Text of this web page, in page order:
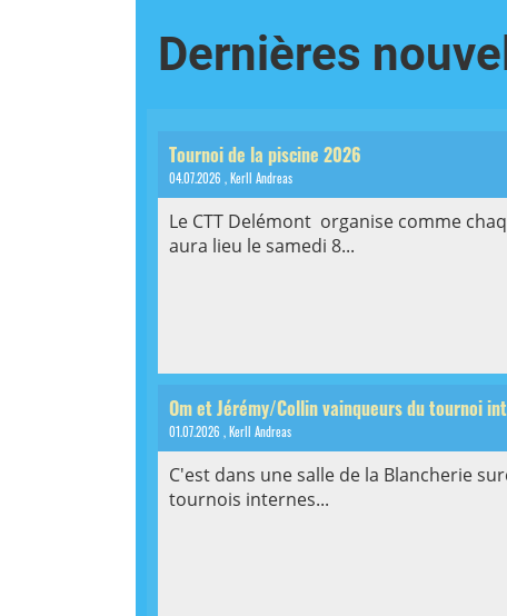
Dernières
Tournoi de la piscine 2026
04.07.2026 , Kerll Andreas
Le CTT Delémont organise comme
aura lieu le samedi 8...
Om et Jérémy/Collin vainqueurs du tournoi
01.07.2026 , Kerll Andreas
C'est dans une salle de la Blancherie
tournois internes...